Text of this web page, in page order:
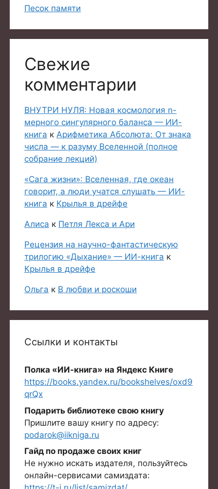
Песок памяти
Свежие
комментарии
ВНУТРИ НУЛЯ: Новая космология n-
мерного сингулярного баланса — ИИ-
книга к Арифметика Абсолюта: От знака
числа — к разуму Вселенной (полное
собрание лекций)
«Сага жизни»: Вселенная, где океан
говорит, а люди учатся слушать — ИИ-
книга к Крылья в дрейфе
Алиса к Петля Лекса и Ари
Рецензия на научно-фантастическую
трилогию «Дыхание» — ИИ-книга к
Крылья в дрейфе
Ольга к В любви и роскоши
Ссылки и контакты
Полка «ИИ-книга» на Яндекс Книге
https://books.yandex.ru/bookshelves/oxd9
qrQx
Подарить библиотеке свою книгу
Пришлите вашу книгу по адресу:
podarok@iikniga.ru
Гайд по продаже своих книг
Не нужно искать издателя, пользуйтесь
онлайн-сервисами самиздата: